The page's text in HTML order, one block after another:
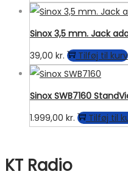
Sinox 3,5 mm. Jack
39,00 kr. Tilføj til kurv
Sinox SWB7160
1.999,00 kr. Tilføj til
KT Radio